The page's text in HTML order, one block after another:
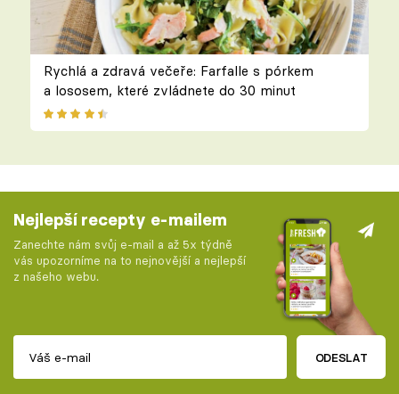
Rychlá a zdravá večeře: Farfalle s pórkem
a lososem, které zvládnete do 30 minut
Nejlepší recepty e-mailem
Zanechte nám svůj e-mail a až 5x týdně
vás upozorníme na to nejnovější a nejlepší
z našeho webu.
ODESLAT